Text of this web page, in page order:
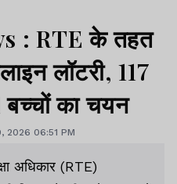
: RTE के तहत
लॉटरी, 117
का चयन
2026 06:51 PM
अधिकार (RTE)